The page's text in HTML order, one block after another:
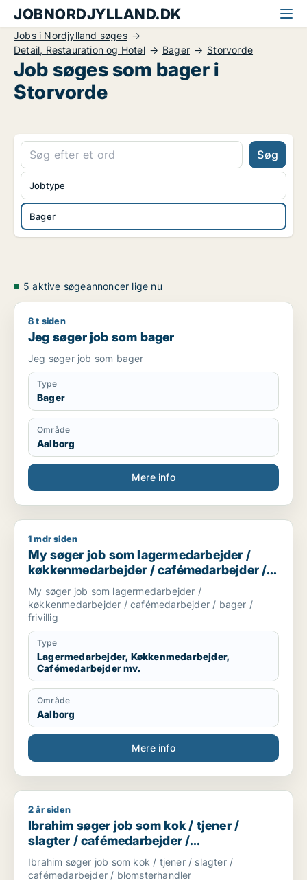
JOBNORDJYLLAND.DK
Jobs i Nordjylland søges
Detail, Restauration og Hotel
Bager Storvorde
Job søges som bager i
Storvorde
Søg
Bager
Jobtype
5 aktive søgeannoncer lige nu
Jeg søger job som bager
8 t siden
Jeg søger job som bager
Jeg søger job som bager
Type
Bager
Område
Aalborg
Mere info
My søger job som lagermedarbejder / køkkenmedarbejder
1 mdr siden
My søger job som lagermedarbejder /
køkkenmedarbejder / cafémedarbejder /
bager / frivillig
My søger job som lagermedarbejder /
køkkenmedarbejder / cafémedarbejder / bager /
frivillig
Type
Lagermedarbejder, Køkkenmedarbejder,
Cafémedarbejder mv.
Område
Aalborg
Mere info
Ibrahim søger job som kok / tjener / slagter /
2 år siden
Ibrahim søger job som kok / tjener /
slagter / cafémedarbejder /
blomsterhandler
Ibrahim søger job som kok / tjener / slagter /
cafémedarbejder / blomsterhandler